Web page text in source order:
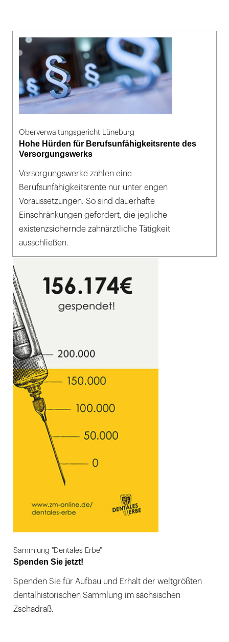
Oberverwaltungsgericht Lüneburg
Hohe Hürden für Berufsunfähigkeitsrente des
Versorgungswerks
Versorgungswerke zahlen eine
Berufsunfähigkeitsrente nur unter engen
Voraussetzungen. So sind dauerhafte
Einschränkungen gefordert, die jegliche
existenzsichernde zahnärztliche Tätigkeit
ausschließen.
Sammlung "Dentales Erbe"
Spenden Sie jetzt!
Spenden Sie für Aufbau und Erhalt der weltgrößten
dentalhistorischen Sammlung im sächsischen
Zschadraß.